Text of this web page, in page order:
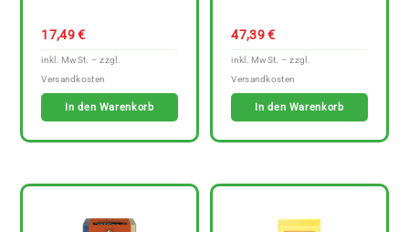
17,49€
In den Warenkorb
47,39€
In den Warenkorb